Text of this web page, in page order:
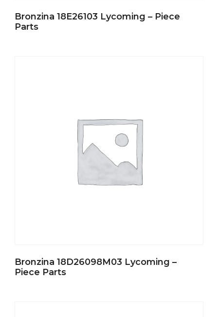
Bronzina 18E26103 Lycoming – Piece
Parts
Bronzina 18D26098M03 Lycoming –
Piece Parts